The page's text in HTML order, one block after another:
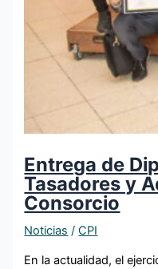
Entrega de
Tasadores y
Consorcio
Noticias /CPI
En la actualidad, el